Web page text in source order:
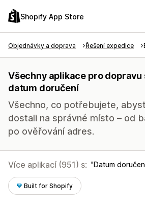
Shopify App Store
Objednávky a doprava Řešení expedice
Všechny aplikace pro dopravu
datum doručení
Všechno, co potřebujete,
dostali na správné místo – od
po ověřování adres.
Více aplikací (951) s: Datum
Built for Shopify